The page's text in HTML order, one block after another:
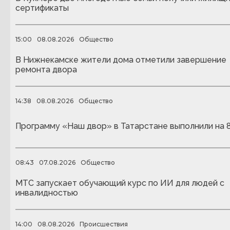
сертификаты
15:00 08.08.2026 Общество
В Нижнекамске жители дома отметили завершение
ремонта двора
14:38 08.08.2026 Общество
Программу «Наш двор» в Татарстане выполнили на
08:43 07.08.2026 Общество
МТС запускает обучающий курс по ИИ для людей с
инвалидностью
14:00 08.08.2026 Происшествия